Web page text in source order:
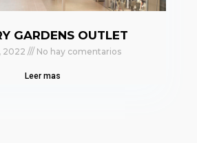
GARDENS OUTLET
2022 No hay comentarios
Leer mas